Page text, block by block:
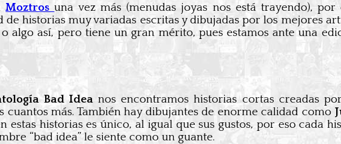
Moztrosuna vez más (menudas joyas nos está trayendo),
historias muy variadas escritas y dibujadas por los mejores
algo así, pero tiene un gran mérito, pues estamos ante una
Bad Idea nos encontramos historias cortas creadas
cuantos más. También hay dibujantes de enorme calidad como
estas historias es único, al igual que sus gustos, por eso cada
“bad idea” le siente como un guante.